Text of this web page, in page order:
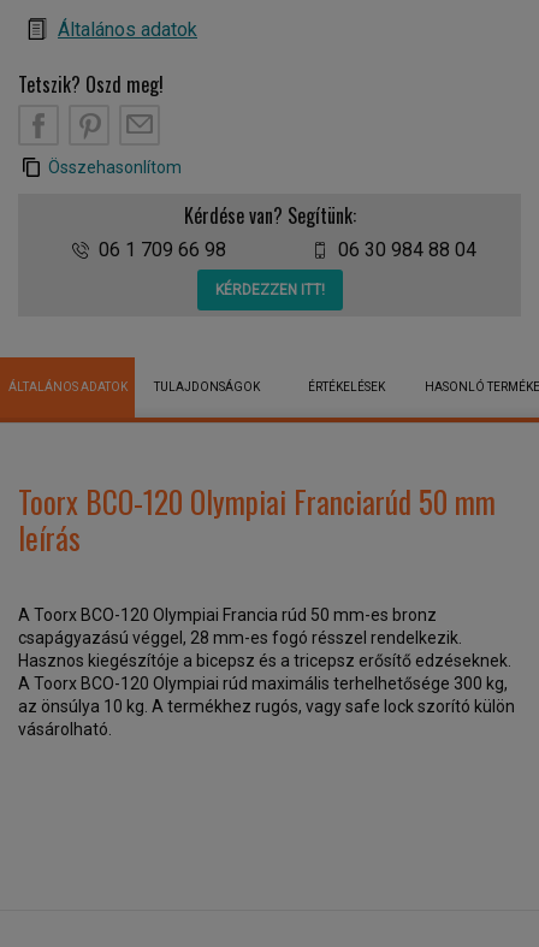
Általános adatok
Tetszik? Oszd meg!
Összehasonlítom
Kérdése van? Segítünk:
06 1 709 66 98 06 30 984 88 04
KÉRDEZZEN ITT!
ÁLTALÁNOS ADATOK TULAJDONSÁGOK ÉRTÉKELÉSEK HASONLÓ
Toorx BCO-120 Olympiai Franciarúd 50 mm
leírás
A Toorx BCO-120 Olympiai Francia rúd 50 mm-es bronz
csapágyazású véggel, 28 mm-es fogó résszel rendelkezik.
Hasznos kiegészítóje a bicepsz és a tricepsz erősítő edzéseknek.
A Toorx BCO-120 Olympiai rúd maximális terhelhetősége 300 kg,
az önsúlya 10 kg. A termékhez rugós, vagy safe lock szorító külön
vásárolható.